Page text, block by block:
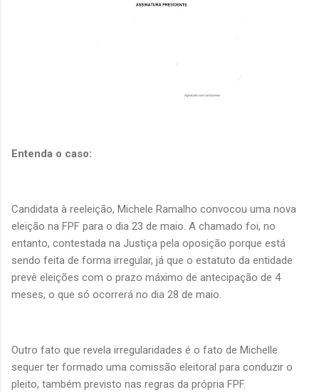
Entenda o caso:
Candidata à reeleição, Michele Ramalho convocou uma nova
eleição na FPF para o dia 23 de maio. A chamado foi, no
entanto, contestada na Justiça pela oposição porque está
sendo feita de forma irregular, já que o estatuto da entidade
prevê eleições com o prazo máximo de antecipação de 4
meses, o que só ocorrerá no dia 28 de maio.
Outro fato que revela irregularidades é o fato de Michelle
sequer ter formado uma comissão eleitoral para conduzir o
pleito, também previsto nas regras da própria FPF.